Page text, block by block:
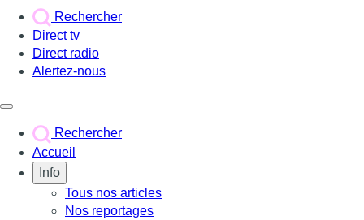
Rechercher
Direct tv
Direct radio
Alertez-nous
Rechercher
Accueil
Info
Tous nos articles
Nos reportages